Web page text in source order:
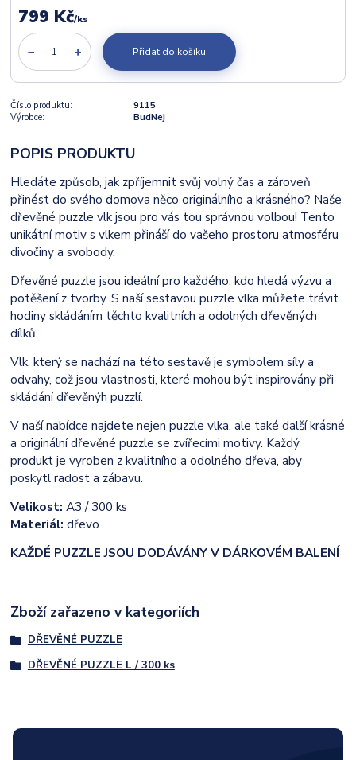
799 Kč/ks
Přidat do košíku
Číslo produktu:
9115
Výrobce:
BudNej
POPIS PRODUKTU
Hledáte způsob, jak zpříjemnit svůj volný čas a zároveň
přinést do svého domova něco originálního a krásného? Naše
dřevěné puzzle vlk jsou pro vás tou správnou volbou! Tento
unikátní motiv s vlkem přináší do vašeho prostoru atmosféru
divočiny a svobody.
Dřevěné puzzle jsou ideální pro každého, kdo hledá výzvu a
potěšení z tvorby. S naší sestavou puzzle vlka můžete trávit
hodiny skládáním těchto kvalitních a odolných dřevěných
dílků.
Vlk, který se nachází na této sestavě je symbolem síly a
odvahy, což jsou vlastnosti, které mohou být inspirovány při
skládání dřevěnýh puzzlí.
V naší nabídce najdete nejen puzzle vlka, ale také další krásné
a originální dřevěné puzzle se zvířecími motivy. Každý
produkt je vyroben z kvalitního a odolného dřeva, aby
poskytl radost a zábavu.
Velikost:A3 / 300 ks
Materiál: dřevo
KAŽDÉ PUZZLE JSOU DODÁVÁNY V DÁRKOVÉM BALENÍ
Zboží zařazeno v kategoriích
DŘEVĚNÉ PUZZLE
DŘEVĚNÉ PUZZLE L / 300 ks